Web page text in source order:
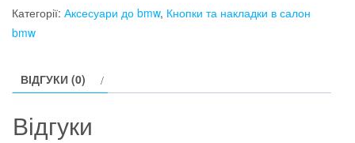
кнопки
bmw
f30
Категорії: Аксесуари до bmw, Кнопки та накладки в салон
bmw
ВІДГУКИ (0)
Відгуки